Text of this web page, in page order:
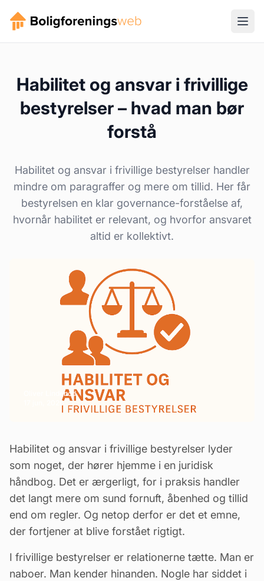
Habilitet og ansvar i frivillige
bestyrelser – hvad man bør
forstå
Habilitet og ansvar i frivillige bestyrelser handler
mindre om paragraffer og mere om tillid. Her får
bestyrelsen en klar governance-forståelse af,
hvornår habilitet er relevant, og hvorfor ansvaret
altid er kollektivt.
Oliver Lindebod
17 jun, 2026
Habilitet og ansvar i frivillige bestyrelser lyder
som noget, der hører hjemme i en juridisk
håndbog. Det er ærgerligt, for i praksis handler
det langt mere om sund fornuft, åbenhed og tillid
end om regler. Og netop derfor er det et emne,
der fortjener at blive forstået rigtigt.
I frivillige bestyrelser er relationerne tætte. Man er
naboer. Man kender hinanden. Nogle har siddet i